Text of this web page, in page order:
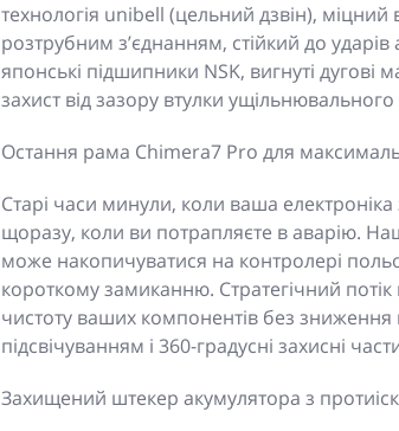
технологія unibell (цельний дзвін),
розтрубним з’єднанням, стійкий до ударів
японські підшипники NSK, вигнуті дугові
захист від зазору втулки ущільнювального
Остання рама Chimera7 Pro для
Старі часи минули, коли ваша
щоразу, коли ви потрапляєте в аварію.
може накопичуватися на контролері
короткому замиканню. Стратегічний
чистоту ваших компонентів без зниження
підсвічуванням і 360-градусні захисні
Захищений штекер акумулятора з